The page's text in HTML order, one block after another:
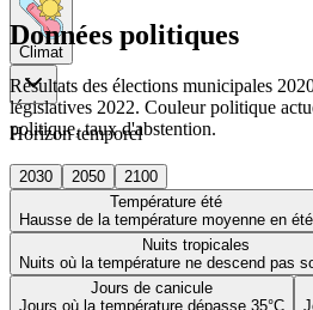
Climat
Horizon temporel
2030 2050
2100
Température été
Hausse de la température moyenne en été
Nuits tropicales
Nuits où la température ne descend pas
Jours de canicule
Jours où la température dépasse 35°C
Données politiques
Résultats des élections municipales
législatives 2022. Couleur politique
politique, taux d'abstention.